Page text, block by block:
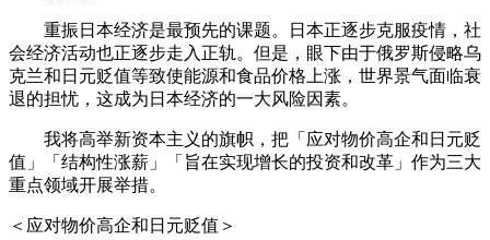
重振日本经济是最预先的课题。日本正逐步克服疫情，社
会经济活动也正逐步走入正轨。但是，眼下由于俄罗斯侵略乌
克兰和日元贬值等致使能源和食品价格上涨，世界景气面临衰
退的担忧，这成为日本经济的一大风险因素。
我将高举新资本主义的旗帜，把「应对物价高企和日元贬
值」「结构性涨薪」「旨在实现增长的投资和改革」作为三大
重点领域开展举措。
＜应对物价高企和日元贬值＞